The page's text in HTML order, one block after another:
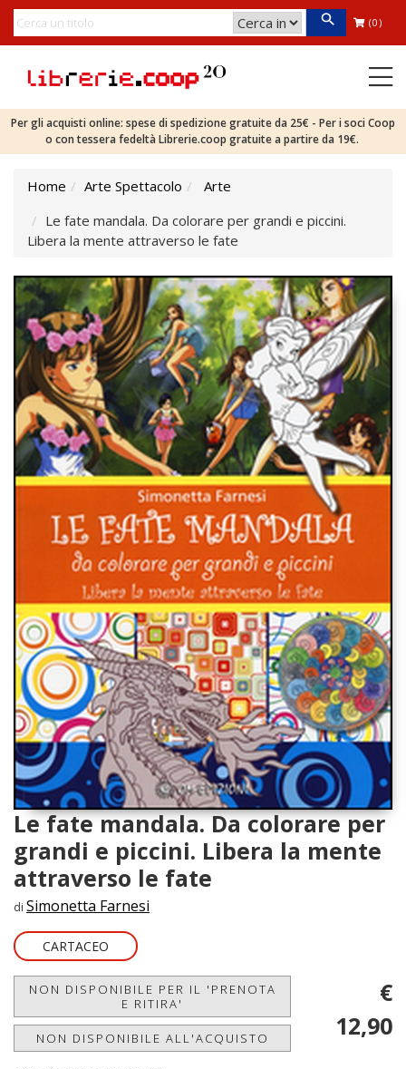
(0)
Per gli acquisti online: spese di spedizione gratuite da 25€ - Per i soci Coop
o con tessera fedeltà Librerie.coop gratuite a partire da 19€.
Home Arte Spettacolo
Arte
Le fate mandala. Da colorare per grandi e piccini.
Libera la mente attraverso le fate
Le fate mandala. Da colorare per
grandi e piccini. Libera la mente
attraverso le fate
di Simonetta Farnesi
CARTACEO
NON DISPONIBILE PER IL 'PRENOTA
E RITIRA'
NON DISPONIBILE ALL'ACQUISTO
€
12,90